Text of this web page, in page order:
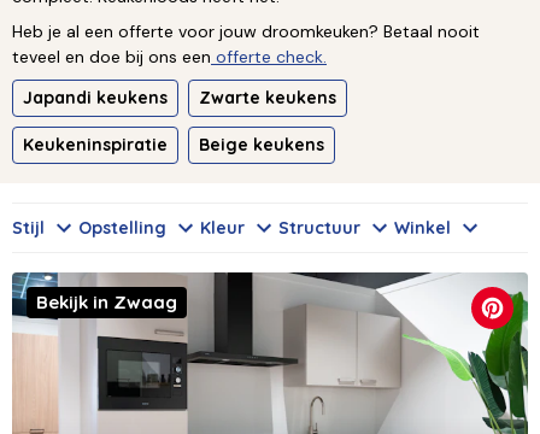
Heb je al een offerte voor jouw droomkeuken? Betaal nooit
teveel en doe bij ons een offerte check.
Japandi keukens
Zwarte keukens
Keukeninspiratie Beige keukens
Stijl Opstelling Kleur Structuur Winkel
Bekijk in Zwaag